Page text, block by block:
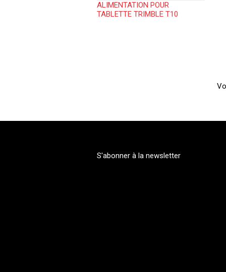
ALIMENTATION POUR
TABLETTE TRIMBLE T10
S'abonner à la newsletter